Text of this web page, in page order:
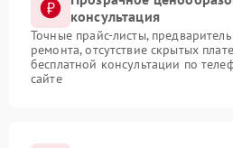
консультация
Точные прайс-листы,
ремонта, отсутствие скрытых
бесплатной консультации по
сайте